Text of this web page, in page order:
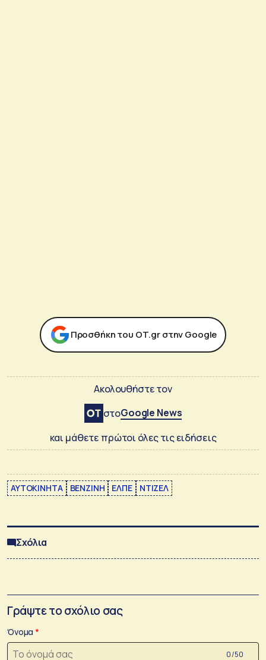
Προσθήκη του ΟΤ.gr στην Google
Ακολουθήστε τον
στοGoogle News
και μάθετε πρώτοι όλες τις ειδήσεις
ΑΥΤΟΚΙΝΗΤΑ ΒΕΝΖΙΝΗ ΕΛΠΕ ΝΤΙΖΕΛ
Σχόλια
Γράψτε το σχόλιο σας
Όνομα
0 /50